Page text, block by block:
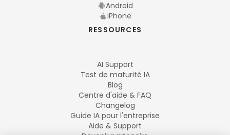
Android
iPhone
RESSOURCES
AI Support
Test de maturité IA
Blog
Centre d'aide & FAQ
Changelog
Guide IA pour l'entreprise
Aide & Support